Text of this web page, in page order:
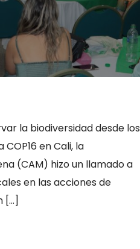
la biodiversidad desde los
en Cali, la
(CAM) hizo un llamado a
en las acciones de
[…]